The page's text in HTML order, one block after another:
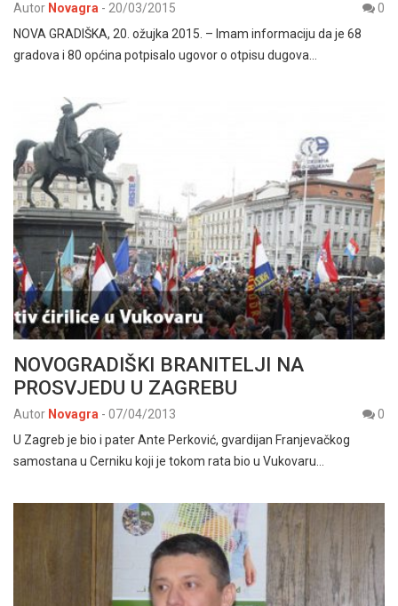
Autor Novagra - 20/03/2015
0
NOVA GRADIŠKA, 20. ožujka 2015. – Imam informaciju da je 68
gradova i 80 općina potpisalo ugovor o otpisu dugova…
NOVOGRADIŠKI BRANITELJI NA
PROSVJEDU U ZAGREBU
Autor Novagra - 07/04/2013
0
U Zagreb je bio i pater Ante Perković, gvardijan Franjevačkog
samostana u Cerniku koji je tokom rata bio u Vukovaru…